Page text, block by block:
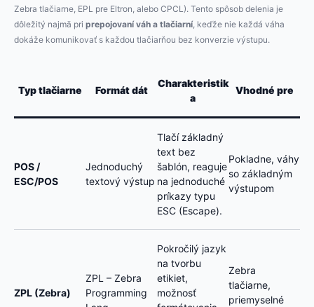
Zebra tlačiarne, EPL pre Eltron, alebo CPCL). Tento spôsob delenia je
dôležitý najmä pri prepojovaní váh a tlačiarní, keďže nie každá váha
dokáže komunikovať s každou tlačiarňou bez konverzie výstupu.
Typ tlačiarne Formát dát
Charakteristik
a
Vhodné pre
POS /
ESC/POS
Jednoduchý
textový výstup
Tlačí základný
text bez
šablón, reaguje
na jednoduché
príkazy typu
ESC (Escape).
Pokladne, váhy
so základným
výstupom
ZPL (Zebra)
ZPL – Zebra
Programming
Pokročilý jazyk
na tvorbu
etikiet,
možnosť
Zebra
tlačiarne,
priemyselné